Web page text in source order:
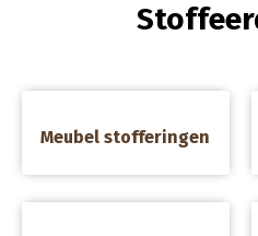
Meubel stofferingen